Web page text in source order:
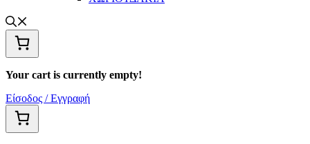
Your cart is currently empty!
Είσοδος / Εγγραφή